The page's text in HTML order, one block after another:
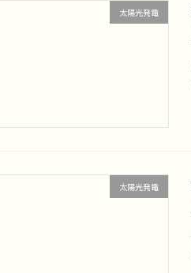
太陽光発電
太陽光発電